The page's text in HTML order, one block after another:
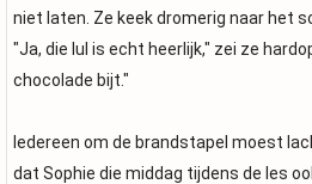
niet laten. Ze keek dromerig naar het
"Ja, die lul is echt heerlijk," zei ze
chocolade bijt."
Iedereen om de brandstapel moest
dat Sophie die middag tijdens de les